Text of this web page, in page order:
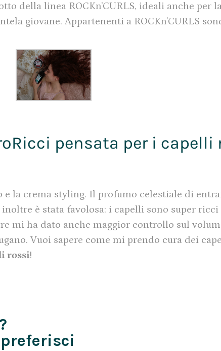
della linea ROCKn’CURLS, ideali anche per
giovane. Appartenenti a ROCKn’CURLS
pensata per i
la crema styling. Il profumo celestiale di
è stata favolosa: i capelli sono super ricci
mi ha dato anche maggior controllo sul
Vuoi sapere come mi prendo cura dei
rossi!